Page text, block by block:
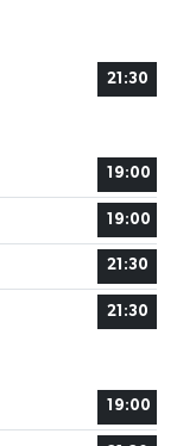
21:30
19:00
19:00
21:30
21:30
19:00